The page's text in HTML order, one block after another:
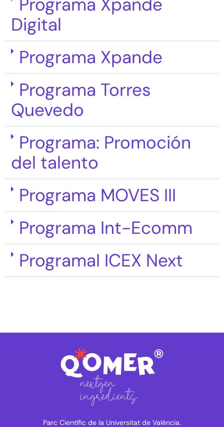
Digital
Programa Xpande
Programa Torres
Quevedo
Programa: Promoción
del talento
Programa MOVES III
Programa Int-Ecomm
ProgramaI ICEX Next
Parc Científic de la Universitat de València.